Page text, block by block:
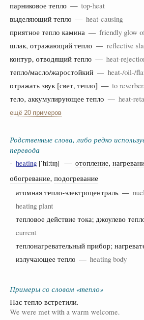
парниковое тепло — top-heat
выделяющий тепло — heat-causing
приятное тепло камина — friendly glow
шлак, отражающий тепло — reflective
контур, отводящий тепло — heat-
тепло/масло/жаростойкий — heat-/oil-/
отражать звук [свет, тепло] — to
тело, аккумулирующее тепло — heat-
ещё 20 примеров
Родственные слова, либо редко
перевода
- heating |ˈhiːtɪŋ| — отопление,
обогревание, подогревание
атомная тепло-электроцентраль —
heating plant
тепловое действие тока; джоулево
current
теплонагревательный прибор;
излучающее тепло — heating body
Примеры со словом «тепло»
Нас тепло встретили.
We were met with a warm welcome.